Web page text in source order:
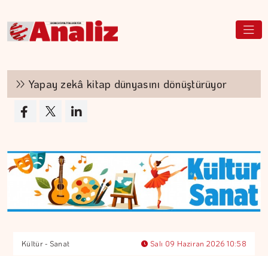
Yapay zekâ kitap dünyasını dönüştürüyor
Kültür - Sanat Salı 09 Haziran 2026 10:58